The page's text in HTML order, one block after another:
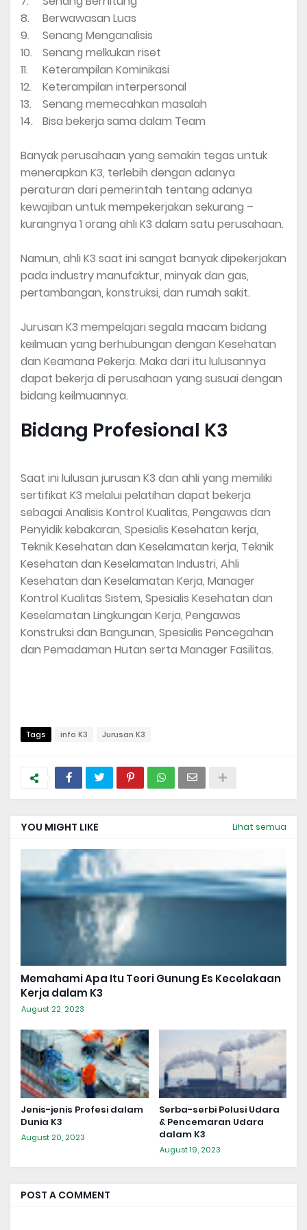
8.
Berwawasan Luas
9.
Senang Menganalisis
10.
Senang melkukan riset
11.
Keterampilan Kominikasi
12.
Keterampilan interpersonal
13.
Senang memecahkan masalah
14.
Bisa bekerja sama dalam Team
Banyak perusahaan yang semakin tegas untuk
menerapkan K3, terlebih dengan adanya
peraturan dari pemerintah tentang adanya
kewajiban untuk mempekerjakan sekurang –
kurangnya 1 orang ahli K3 dalam satu perusahaan.
Namun, ahli K3 saat ini sangat banyak dipekerjakan
pada industry manufaktur, minyak dan gas,
pertambangan, konstruksi, dan rumah sakit.
Jurusan K3 mempelajari segala macam bidang
keilmuan yang berhubungan dengan Kesehatan
dan Keamana Pekerja. Maka dari itu lulusannya
dapat bekerja di perusahaan yang susuai dengan
bidang keilmuannya.
Bidang Profesional K3
Saat ini lulusan jurusan K3 dan ahli yang memiliki
sertifikat K3 melalui pelatihan dapat bekerja
sebagai Analisis Kontrol Kualitas, Pengawas dan
Penyidik kebakaran, Spesialis Kesehatan kerja,
Teknik Kesehatan dan Keselamatan kerja, Teknik
Kesehatan dan Keselamatan Industri, Ahli
Kesehatan dan Keselamatan Kerja, Manager
Kontrol Kualitas Sistem, Spesialis Kesehatan dan
Keselamatan Lingkungan Kerja, Pengawas
Konstruksi dan Bangunan, Spesialis Pencegahan
dan Pemadaman Hutan serta Manager Fasilitas.
Tags info K3 Jurusan K3
YOU MIGHT LIKE Lihat semua
Memahami Apa Itu Teori Gunung Es Kecelakaan
Kerja dalam K3
August 22, 2023
Jenis-jenis Profesi dalam
Dunia K3
August 20, 2023
Serba-serbi Polusi Udara
& Pencemaran Udara
dalam K3
August 19, 2023
POST A COMMENT